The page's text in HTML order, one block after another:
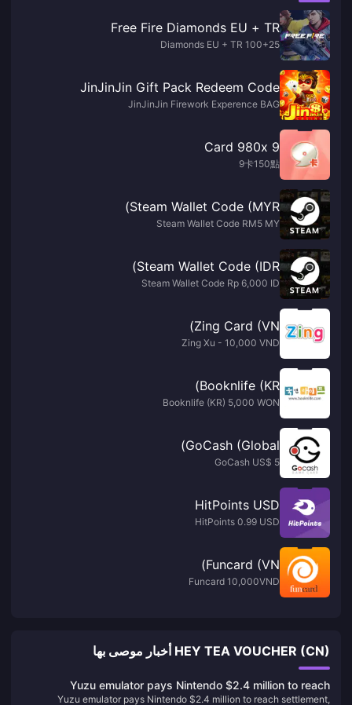
Free Fire Diamonds EU + TR
100+25 Diamonds EU + TR
JinJinJin Gift Pack Redeem Code
JinJinJin Firework Experence BAG
9 Card 980x
9卡150點
Steam Wallet Code (MYR)
Steam Wallet Code RM5 MY
Steam Wallet Code (IDR)
Steam Wallet Code Rp 6,000 ID
Zing Card (VN)
Zing Xu - 10,000 VND
Booknlife (KR)
Booknlife (KR) 5,000 WON
GoCash (Global)
GoCash US$ 5
HitPoints USD
HitPoints 0.99 USD
Funcard (VN)
Funcard 10,000VND
HEY TEA VOUCHER (CN) أخبار موصى بها
Yuzu emulator pays Nintendo $2.4 million to reach
settlement, development team ordered to have permanent
Yuzu emulator pays Nintendo $2.4 million to reach settlement,